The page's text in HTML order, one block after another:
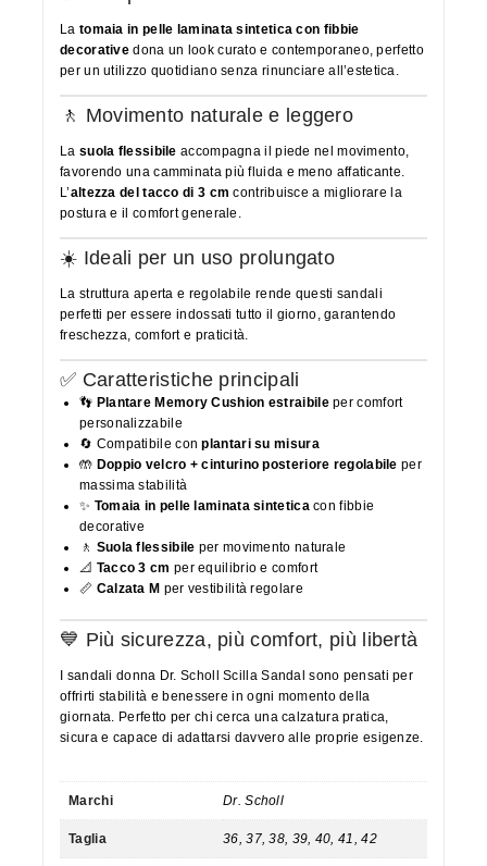
La tomaia in pelle laminata sintetica con fibbie
decorative dona un look curato e contemporaneo, perfetto
per un utilizzo quotidiano senza rinunciare all’estetica.
🚶 Movimento naturale e leggero
La suola flessibile accompagna il piede nel movimento,
favorendo una camminata più fluida e meno affaticante.
L’altezza del tacco di 3 cm contribuisce a migliorare la
postura e il comfort generale.
☀️ Ideali per un uso prolungato
La struttura aperta e regolabile rende questi sandali
perfetti per essere indossati tutto il giorno, garantendo
freschezza, comfort e praticità.
✅ Caratteristiche principali
👣 Plantare Memory Cushion estraibileper comfort
personalizzabile
🔄 Compatibile conplantari su misura
🤲 Doppio velcro + cinturino posteriore regolabile per
massima stabilità
✨ Tomaia in pelle laminata sintetica con fibbie
decorative
🚶 Suola flessibile per movimento naturale
📐 Tacco 3 cm per equilibrio e comfort
📏 Calzata M per vestibilità regolare
💙 Più sicurezza, più comfort, più libertà
I sandali donna Dr. Scholl Scilla Sandal sono pensati per
offrirti stabilità e benessere in ogni momento della
giornata. Perfetto per chi cerca una calzatura pratica,
sicura e capace di adattarsi davvero alle proprie esigenze.
Marchi Dr. Scholl
Taglia 36, 37, 38, 39, 40, 41, 42